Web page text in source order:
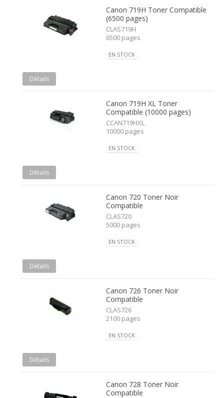
Canon 719H Toner Compatible
(6500 pages)
CLAS719H
6500 pages
EN STOCK
Détails
Canon 719H XL Toner
Compatible (10000 pages)
CCAN719HXL
10000 pages
EN STOCK
Détails
Canon 720 Toner Noir
Compatible
CLAS720
5000 pages
EN STOCK
Détails
Canon 726 Toner Noir
Compatible
CLAS726
2100 pages
EN STOCK
Détails
Canon 728 Toner Noir
Compatible